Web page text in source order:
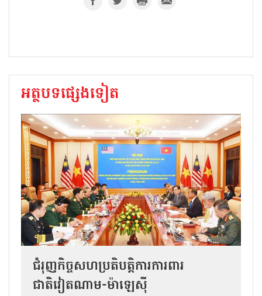
អត្ថបទផ្សេងទៀត
ជំរុញកិច្ចសហប្រតិបត្តិការការពារ
ជាតិវៀតណាម-ម៉ាឡេស៊ី